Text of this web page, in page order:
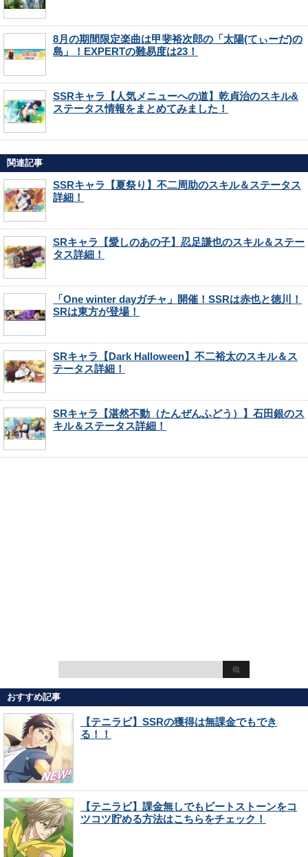
8月の期間限定楽曲は甲斐裕次郎の「太陽(てぃーだ)の
島」！EXPERTの難易度は23！
SSRキャラ【人気メニューへの道】乾貞治のスキル&
ステータス情報をまとめてみました！
関連記事
SSRキャラ【夏祭り】不二周助のスキル＆ステータス
詳細！
SRキャラ【愛しのあの子】忍足謙也のスキル＆ステー
タス詳細！
「One winter dayガチャ」開催！SSRは赤也と徳川！
SRは東方が登場！
SRキャラ【Dark Halloween】不二裕太のスキル＆ス
テータス詳細！
SRキャラ【湛然不動（たんぜんふどう）】石田銀のス
キル＆ステータス詳細！
おすすめ記事
【テニラビ】SSRの獲得は無課金でもでき
る！！
【テニラビ】課金無しでもビートストーンをコ
ツコツ貯める方法はこちらをチェック！